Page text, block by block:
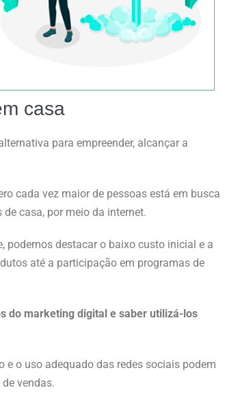
casa
para empreender, alcançar a
cada vez maior de pessoas está em busca
casa, por meio da internet.
podemos destacar o baixo custo inicial e a
até a participação em programas de
do marketing digital e saber utilizá-los
e o uso adequado das redes sociais podem
vendas.